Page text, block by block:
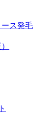
ス発毛